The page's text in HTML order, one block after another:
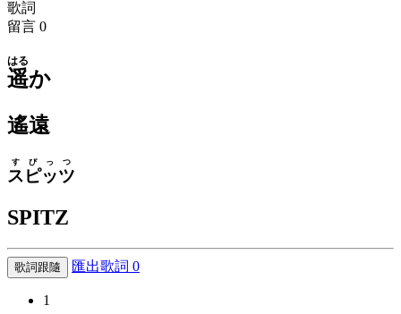
歌詞
留言 0
遥
はる
か
遙遠
スピッツ
すぴっつ
SPITZ
歌詞跟隨 匯出歌詞 0
1